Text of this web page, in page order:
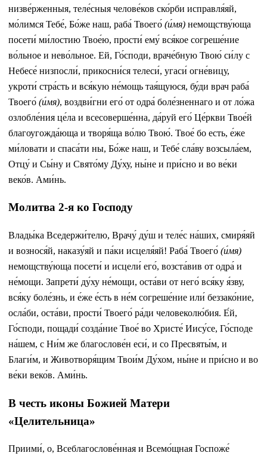
низве́рженныя, теле́сныя челове́ков ско́рби исправля́яй,
мо́лимся Тебе́, Бо́же наш, раба́ Твоего́ (и́мя) немощству́юща
посети́ ми́лостию Твое́ю, прости́ ему́ вся́кое согреше́ние
во́льное и нево́льное. Ей, Го́споди, враче́бную Твою́ си́лу с
Небесе́ низпосли́, прикосни́ся телеси́, угаси́ огне́вицу,
укроти́ стра́сть и вся́кую не́мощь тая́щуюся, бу́ди врач раба́
Твоего́ (и́мя), воздви́гни его́ от одра́ боле́зненнаго и от ло́жа
озлобле́ния це́ла и всесоверше́нна, да́руй его́ Це́ркви Твое́й
благоугожда́юща и творя́ща во́лю Твою́. Твое́ бо есть, е́же
ми́ловати и спаса́ти ны, Бо́же наш, и Тебе́ сла́ву возсыла́ем,
Отцу́ и Сы́ну и Свято́му Ду́ху, ны́не и при́сно и во ве́ки
веко́в. Ами́нь.
Молитва 2-я ко Господу
Влады́ка Вседержи́телю, Врачу́ ду́ш и теле́с на́ших, смиря́яй
и вознося́й, наказу́яй и па́ки исцеля́яй! Раба́ Твоего́ (и́мя)
немощству́юща посети́ и исцели́ его́, возста́вив от одра́ и
не́мощи. Запрети́ ду́ху не́мощи, оста́ви от него́ вся́ку я́зву,
вся́ку боле́знь, и е́же е́сть в не́м согреше́ние или́ беззако́ние,
осла́би, оста́ви, прости́ Твоего́ ра́ди человеколю́бия. Е́й,
Го́споди, пощади́ созда́ние Твое́ во Христе́ Иису́се, Го́споде
на́шем, с Ни́м же благослове́н еси́, и со Пресвяты́м, и
Благи́м, и Животворя́щим Твои́м Ду́хом, ны́не и при́сно и во
ве́ки веко́в. Ами́нь.
В честь иконы Божией Матери
«Целительница»
Приими́, о, Всеблагослове́нная и Всемо́щная Госпоже́